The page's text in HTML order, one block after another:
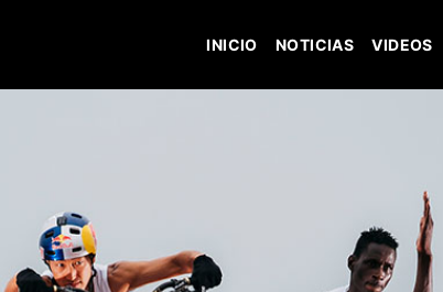
INICIO NOTICIAS VIDEOS